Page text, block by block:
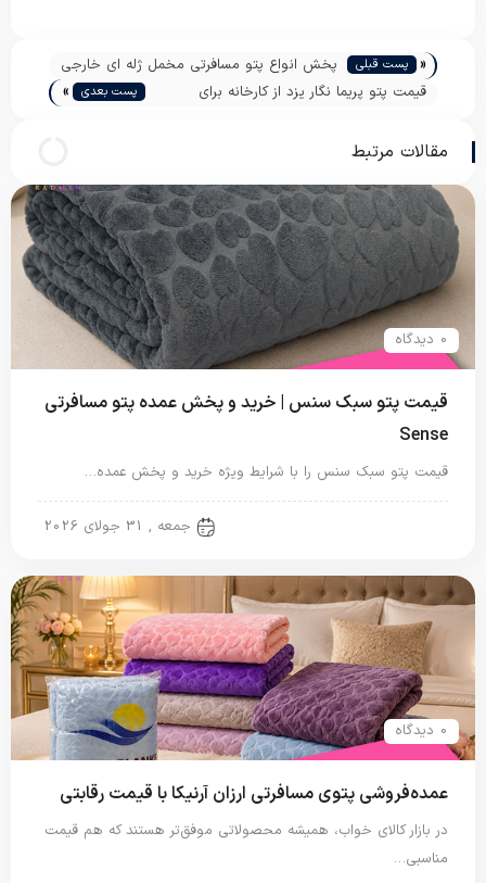
« پست قبلی
پخش انواع پتو مسافرتی مخمل ژله ای خارجی
قیمت پتو پریما نگار یزد از کارخانه برای
پست بعدی »
مقالات مرتبط
0 دیدگاه
قیمت پتو سبک سنس | خرید و پخش عمده پتو مسافرتی
Sense
قیمت پتو سبک سنس را با شرایط ویژه خرید و پخش عمده…
جمعه , 31 جولای 2026
0 دیدگاه
عمده‌فروشی پتوی مسافرتی ارزان آرنیکا با قیمت رقابتی
در بازار کالای خواب، همیشه محصولاتی موفق‌تر هستند که هم قیمت
مناسبی…